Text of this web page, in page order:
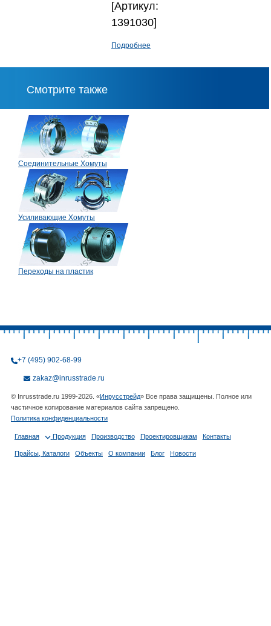
[Артикул:
1391030]
Подробнее
Смотрите также
Соединительные Хомуты
Усиливающие Хомуты
Переходы на пластик
+7 (495) 902-68-99
zakaz@inrusstrade.ru
© Inrusstrade.ru 1999-2026. «Инрусстрейд» Все права защищены. Полное или
частичное копирование материалов сайта запрещено.
Политика конфиденциальности
Главная Продукция Производство Проектировщикам Контакты
Прайсы, Каталоги Объекты О компании Блог Новости